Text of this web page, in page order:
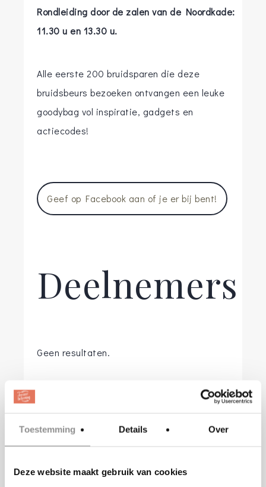
Toestemming Details Over
Deze website maakt gebruik van cookies
Rondleiding door de zalen van de Noordkade:
11.30 u en 13.30 u.
Alle eerste 200 bruidsparen die deze
bruidsbeurs bezoeken ontvangen een leuke
goodybag vol inspiratie, gadgets en
actiecodes!
Geef op Facebook aan of je er bij bent!
Deelnemers
Geen resultaten.
Datum: